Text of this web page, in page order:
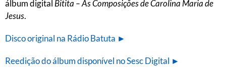
álbum digital Bitita – As Composições de Carolina Maria de
Jesus.
Disco original na Rádio Batuta ►
Reedição do álbum disponível no Sesc Digital ►